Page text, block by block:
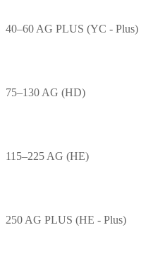
40–60 AG PLUS (YC - Plus)
75–130 AG (HD)
115–225 AG (HE)
250 AG PLUS (HE - Plus)